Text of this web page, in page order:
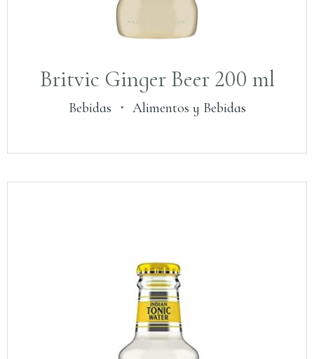
Britvic Ginger Beer 200 ml
Bebidas ・ Alimentos y Bebidas